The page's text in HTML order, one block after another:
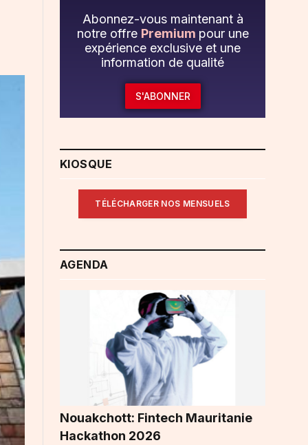
Abonnez-vous maintenant à
notre offre Premium pour une
expérience exclusive et une
information de qualité
S'ABONNER
KIOSQUE
TÉLÉCHARGER NOS MENSUELS
AGENDA
Nouakchott: Fintech Mauritanie
Hackathon 2026